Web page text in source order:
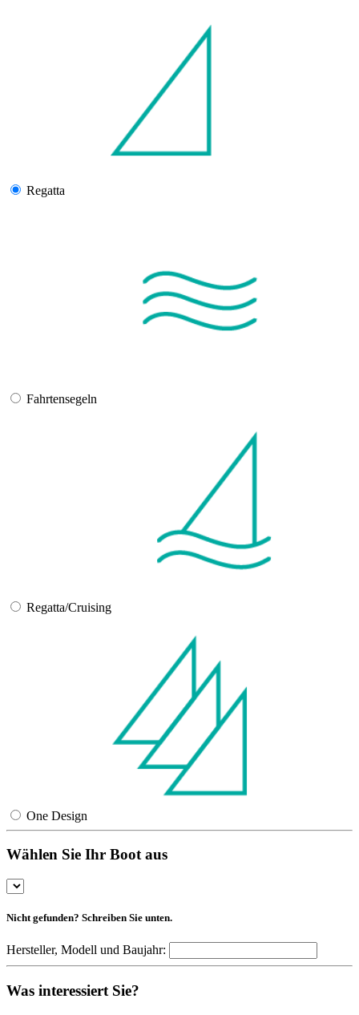
Regatta
Fahrtensegeln
Regatta/Cruising
One Design
Wählen Sie Ihr Boot aus
Nicht gefunden? Schreiben Sie unten.
Hersteller, Modell und Baujahr:
Was interessiert Sie?